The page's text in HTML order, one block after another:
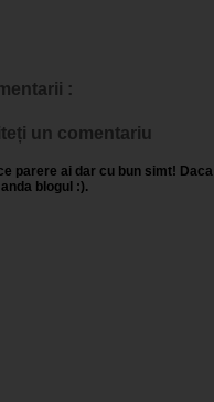
:
un comentariu
parere ai dar cu bun simt!
blogul :).